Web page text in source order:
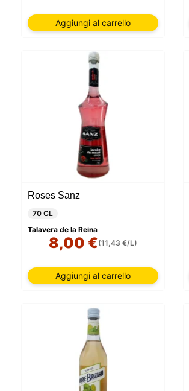
Aggiungi al carrello
Roses Sanz
70 CL
Talavera de la Reina
8,00 €(11,43 €/L)
Aggiungi al carrello